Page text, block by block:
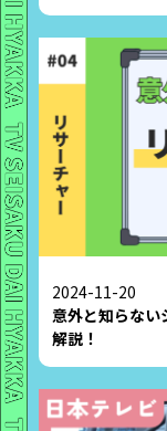
2024-11-20
意外と知らない
解説！